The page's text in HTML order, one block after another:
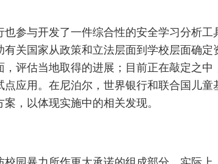
参与开发了一件综合性的安全学习分析
关国家从政策和立法层面到学校层面确定
评估当地取得的进展；目前正在敲定之中
应用。在尼泊尔，世界银行和联合国儿童
，以体现实施中的相关发现。